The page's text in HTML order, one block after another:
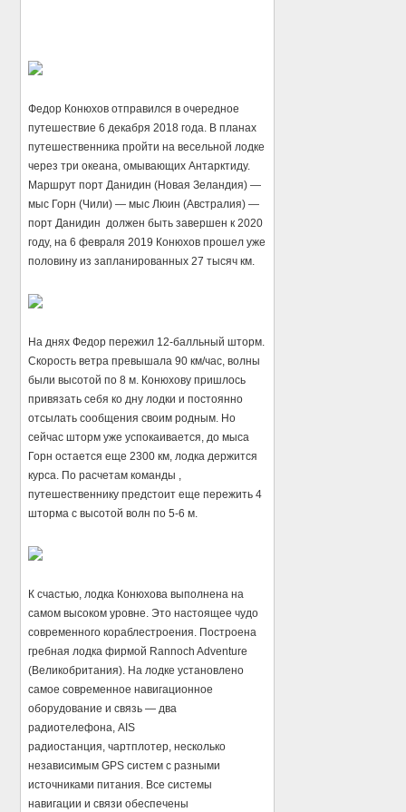
Федор Конюхов отправился в очередное
путешествие 6 декабря 2018 года. В планах
путешественника пройти на весельной лодке
через три океана, омывающих Антарктиду.
Маршрут порт Данидин (Новая Зеландия) —
мыс Горн (Чили) — мыс Люин (Австралия) —
порт Данидин должен быть завершен к 2020
году, на 6 февраля 2019 Конюхов прошел уже
половину из запланированных 27 тысяч км.
На днях Федор пережил 12-балльный шторм.
Скорость ветра превышала 90 км/час, волны
были высотой по 8 м. Конюхову пришлось
привязать себя ко дну лодки и постоянно
отсылать сообщения своим родным. Но
сейчас шторм уже успокаивается, до мыса
Горн остается еще 2300 км, лодка держится
курса. По расчетам команды ,
путешественнику предстоит еще пережить 4
шторма с высотой волн по 5-6 м.
К счастью, лодка Конюхова выполнена на
самом высоком уровне. Это настоящее чудо
современного кораблестроения. Построена
гребная лодка фирмой Rannoch Adventure
(Великобритания). На лодке установлено
самое современное навигационное
оборудование и связь — два
радиотелефона, AIS
радиостанция, чартплотер, несколько
независимым GPS систем с разными
источниками питания. Все системы
навигации и связи обеспечены